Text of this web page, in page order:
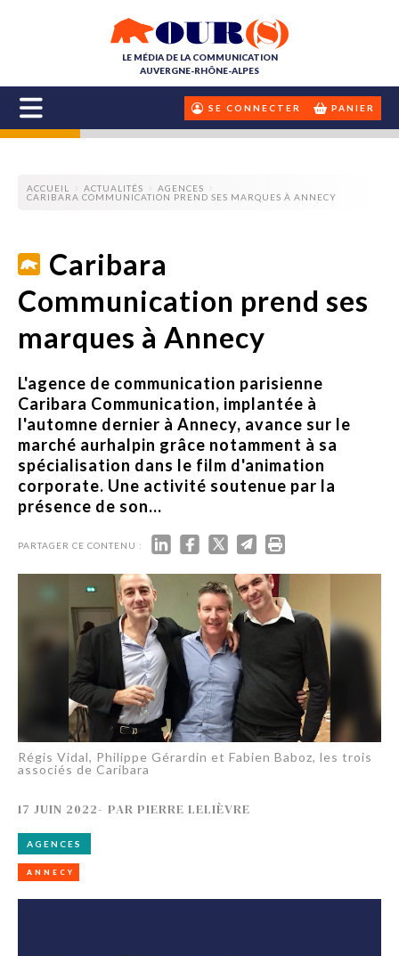
LE MÉDIA DE LA COMMUNICATION
AUVERGNE-RHÔNE-ALPES
SE CONNECTER PANIER
ACCUEIL ACTUALITÉS
AGENCES
CARIBARA COMMUNICATION PREND SES MARQUES À ANNECY
Caribara
Communication prend ses
marques à Annecy
L'agence de communication parisienne
Caribara Communication, implantée à
l'automne dernier à Annecy, avance sur le
marché aurhalpin grâce notamment à sa
spécialisation dans le film d'animation
corporate. Une activité soutenue par la
présence de son...
PARTAGER CE CONTENU :
Régis Vidal, Philippe Gérardin et Fabien Baboz, les trois
associés de Caribara
17 JUIN 2022- PAR PIERRE LELIÈVRE
AGENCES
ANNECY